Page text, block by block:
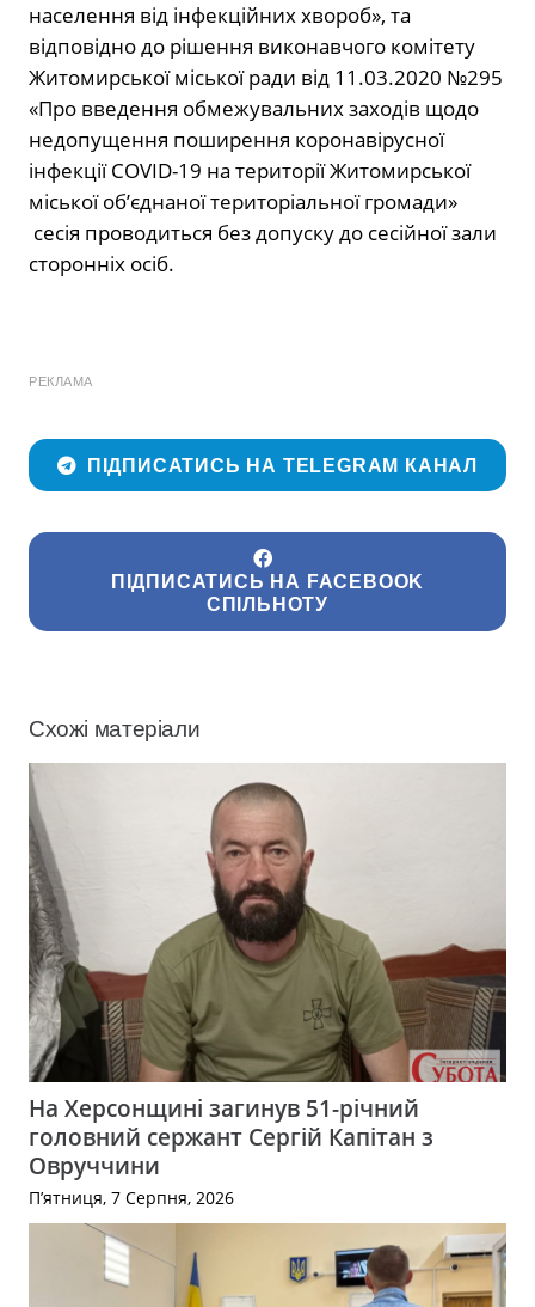
населення від інфекційних хвороб», та
відповідно до рішення виконавчого комітету
Житомирської міської ради від 11.03.2020 №295
«Про введення обмежувальних заходів щодо
недопущення поширення коронавірусної
інфекції COVID-19 на території Житомирської
міської об’єднаної територіальної громади»
сесія проводиться без допуску до сесійної зали
сторонніх осіб.
РЕКЛАМА
ПІДПИСАТИСЬ НА TELEGRAM КАНАЛ
ПІДПИСАТИСЬ НА FACEBOOK
СПІЛЬНОТУ
Схожі матеріали
На Херсонщині загинув 51-річний
головний сержант Сергій Капітан з
Овруччини
П’ятниця, 7 Серпня, 2026